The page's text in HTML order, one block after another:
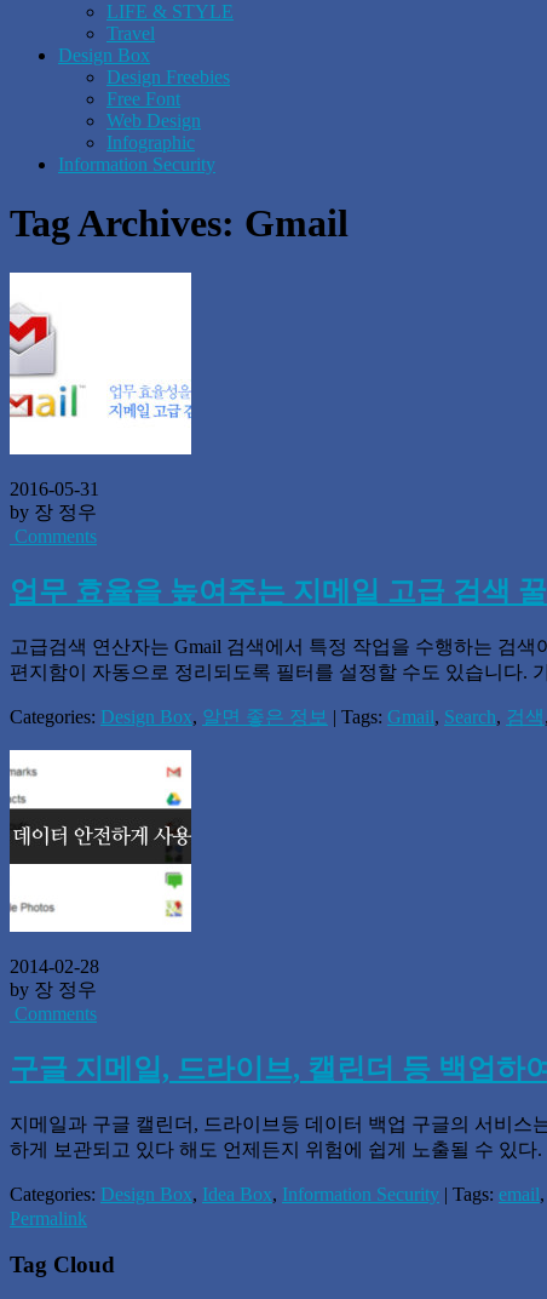
LIFE & STYLE
Travel
Design Box
Design Freebies
Free Font
Web Design
Infographic
Information Security
Tag Archives: Gmail
2016-05-31
by 장 정우
Comments
업무 효율을 높여주는 지메일 고급 검색
고급검색 연산자는 Gmail 검색에서 특정 작업을 수행하는 검
편지함이 자동으로 정리되도록 필터를 설정할 수도 있습니다.
Categories: Design Box, 알면 좋은 정보 | Tags: Gmail, Search, 검색 ,
2014-02-28
by 장 정우
Comments
구글 지메일, 드라이브, 캘린더 등 백업하
지메일과 구글 캘린더, 드라이브등 데이터 백업 구글의 서비스
하게 보관되고 있다 해도 언제든지 위험에 쉽게 노출될 수 있
Categories: Design Box, Idea Box, Information Security | Tags: email,
Permalink
Tag Cloud